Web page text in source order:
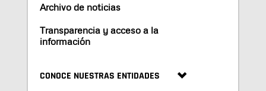
Archivo de noticias
Transparencia y acceso a la
información
CONOCE NUESTRAS ENTIDADES